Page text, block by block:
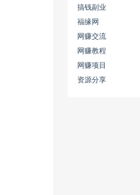
搞钱副业
福缘网
网赚交流
网赚教程
网赚项目
资源分享